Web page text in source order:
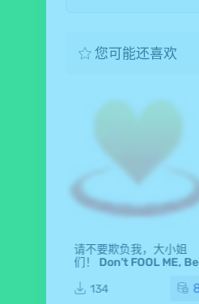
您可能还喜欢
请不要欺负我，大小姐
们！ Don't FOOL ME,
c游戏 DFMB
134